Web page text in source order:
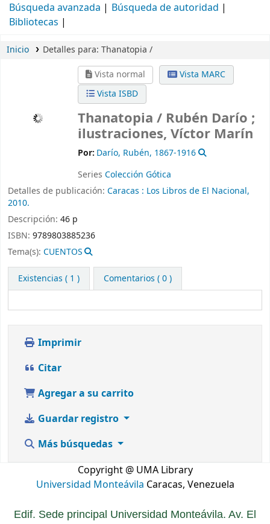
Búsqueda avanzada
Búsqueda de autoridad
Bibliotecas
Inicio Detalles para: Thanatopia /
Vista normal
Vista MARC
Vista ISBD
Thanatopia / Rubén Darío ;
ilustraciones, Víctor Marín
Por: Darío, Rubén, 1867-1916
Series Colección Gótica
Detalles de publicación: Caracas : Los Libros de El Nacional,
2010.
Descripción: 46 p
ISBN: 9789803885236
Tema(s): CUENTOS
Existencias ( 1 ) Comentarios ( 0 )
Imprimir
Citar
Agregar a su carrito
Guardar registro
Más búsquedas
Copyright @ UMA Library
Universidad Monteávila Caracas, Venezuela
Edif. Sede principal Universidad Monteávila. Av. El